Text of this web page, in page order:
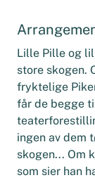
Lille Pille og
store skogen.
fryktelige
får de begge
ingen av dem
skogen... Om
som sier han